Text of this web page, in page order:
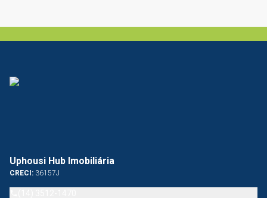
Uphousi Hub Imobiliária
CRECI: 36157J